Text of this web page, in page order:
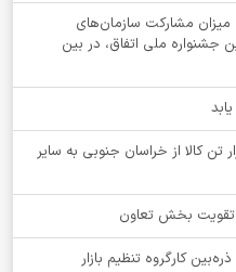
میزان مشارکت سازمان‌های
جشنواره ملی اتفاق، در بین
بیش از 2 میلیون و 404 هزار تن کالا از خراسان جنوبی به سایر
تقویت بخش تعاون
کارگروه تنظیم بازار